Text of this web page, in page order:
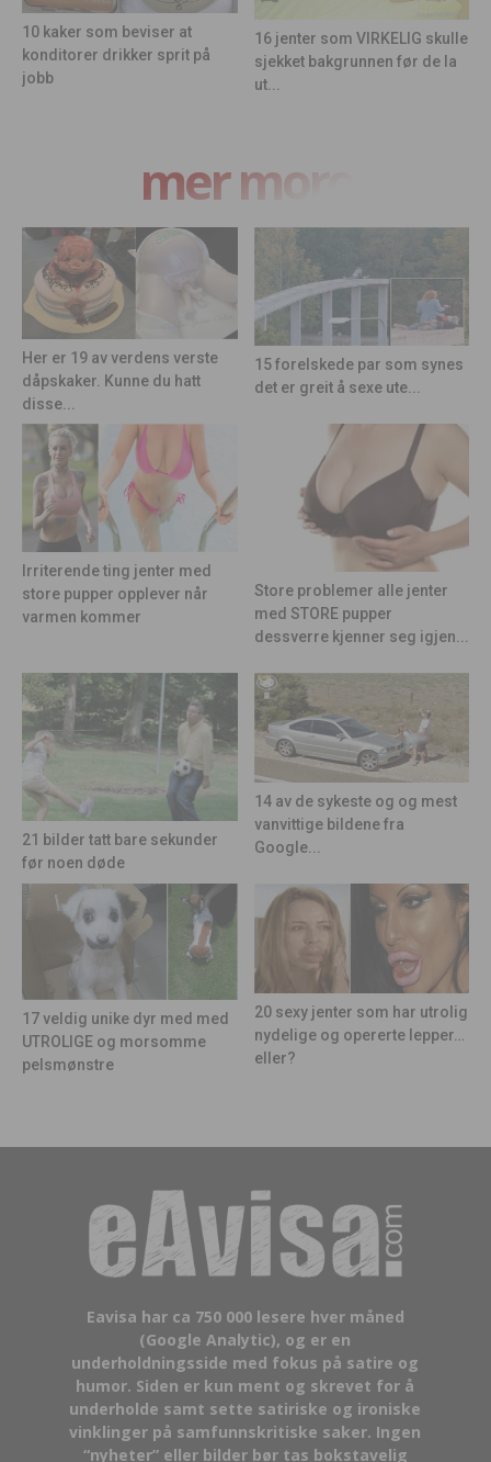
10 kaker som beviser at
konditorer drikker sprit på
jobb
16 jenter som VIRKELIG skulle
sjekket bakgrunnen før de la
ut...
mer moro
Her er 19 av verdens verste
dåpskaker. Kunne du hatt
disse...
15 forelskede par som synes
det er greit å sexe ute...
Irriterende ting jenter med
store pupper opplever når
varmen kommer
Store problemer alle jenter
med STORE pupper
dessverre kjenner seg igjen...
21 bilder tatt bare sekunder
før noen døde
14 av de sykeste og og mest
vanvittige bildene fra
Google...
17 veldig unike dyr med med
UTROLIGE og morsomme
pelsmønstre
20 sexy jenter som har utrolig
nydelige og opererte lepper…
eller?
Eavisa har ca 750 000 lesere hver måned
(Google Analytic), og er en
underholdningsside med fokus på satire og
humor. Siden er kun ment og skrevet for å
underholde samt sette satiriske og ironiske
vinklinger på samfunnskritiske saker. Ingen
“nyheter” eller bilder bør tas bokstavelig